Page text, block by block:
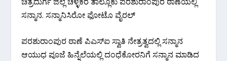
ಸನ್ಮಾನ. ಸನ್ಮಾನಿಸಿರೋ ಫೋಟೊ ವೈರಲ್
ಪರಶುರಾಂಪುರ ಠಾಣೆ ಪಿಎಸ್‌ಐ ಸ್ವಾತಿ ನೇತ್ರತ್ವದಲ್ಲಿ ಸನ್ಮಾನ
ಆಯುಧ ಪೂಜೆ ಹಿನ್ನೆಲೆಯಲ್ಲಿ ದಂಧೆಕೋರನಿಗೆ ಸನ್ಮಾನ ಮಾಡಿದ